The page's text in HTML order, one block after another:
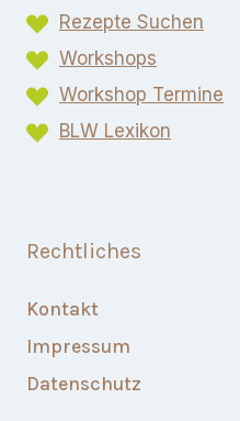
Rezepte Suchen
Workshops
Workshop Termine
BLW Lexikon​
Rechtliches
Kontakt
Impressum
Datenschutz